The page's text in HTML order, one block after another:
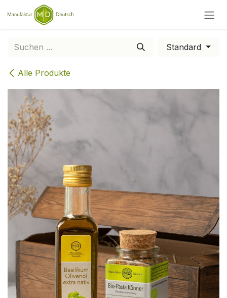
Zum Inhalt springen
Alle Produkte
Standard